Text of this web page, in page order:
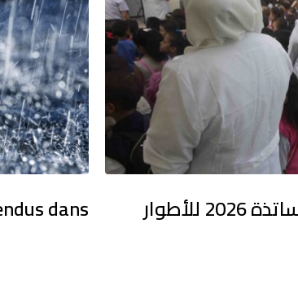
كشف نتائج مسابقة الأساتذة 2026 للأطوار
dans